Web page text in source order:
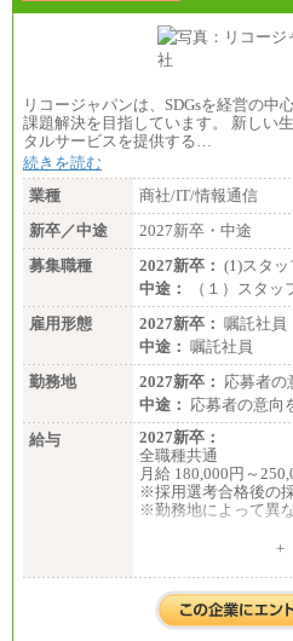
リコージャパンは、SDGsを経営の中
課題解決を目指しています。 新しい
タルサービスを提供する…
続きを読む
業種
商社/IT/情報通信
新卒／中途
2027新卒・中途
募集職種
2027新卒： (1)スタ
中途：
（１）スタ
雇用形態
2027新卒： 嘱託社員
中途： 嘱託社員
勤務地
2027新卒： 応募者
中途： 応募者の意向
給与
2027新卒：
全職種共通
月給 180,000円～
※採用選考合格後の
※勤務地によって異
月給 200,000円～
入社時の処遇は経験
より決定します。
+